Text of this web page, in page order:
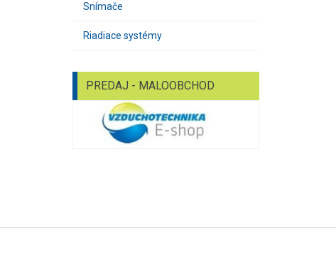
Snímače
Riadiace systémy
PREDAJ - MALOOBCHOD